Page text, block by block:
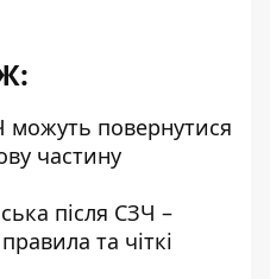
можуть повернутися
частину
після СЗЧ –
та чіткі